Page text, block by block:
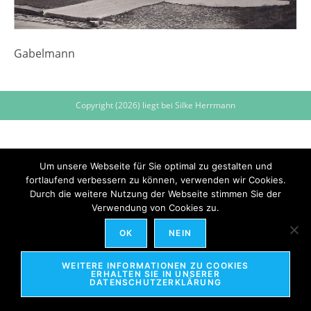
Gabelmann
Copyright (2026) liegt bei Silke Herrmann
Um unsere Webseite für Sie optimal zu gestalten und
fortlaufend verbessern zu können, verwenden wir Cookies.
Durch die weitere Nutzung der Webseite stimmen Sie der
Verwendung von Cookies zu.
OK NEIN
WEITERE INFORMATIONEN ZU COOKIES
ERHALTEN SIE IN UNSERER
DATENSCHUTZERKLÄRUNG